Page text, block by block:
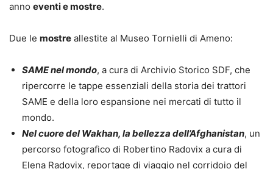
anno eventi e mostre.
Due le mostre allestite al Museo Tornielli di Ameno:
SAME nel mondo, a cura di Archivio Storico SDF, che
ripercorre le tappe essenziali della storia dei trattori
SAME e della loro espansione nei mercati di tutto il
mondo.
Nel cuore del Wakhan, la bellezza dell’Afghanistan, un
percorso fotografico di Robertino Radovix a cura di
Elena Radovix, reportage di viaggio nel corridoio del